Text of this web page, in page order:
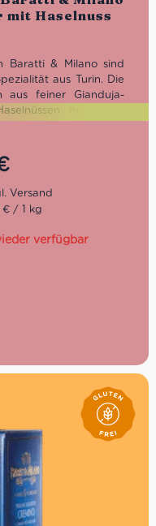
mit Haselnuss
Baratti & Milano sind
aus Turin. Die
aus feiner Gianduja-
hergestellt
präsentiert. Zart
– eine
italienischer
€ / 1 kg
verfügbar